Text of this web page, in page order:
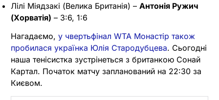
Лілі Міядзакі (Велика Британія) – Антонія Ружич
(Хорватія) – 3:6, 1:6
Нагадаємо, у чвертьфінал WTA Монастір також
пробилася українка Юлія Стародубцева. Сьогодні
наша тенісистка зустрінеться з британкою Сонай
Картал. Початок матчу запланований на 22:30 за
Києвом.